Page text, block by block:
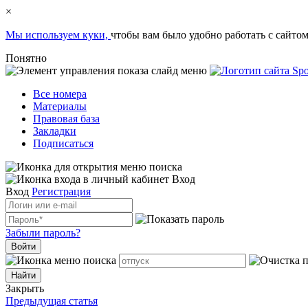
×
Мы используем куки, чтобы вам было удобно работать с
Понятно
Все номера
Материалы
Правовая база
Закладки
Подписаться
Вход
Вход Регистрация
Забыли пароль?
Войти
Закрыть
Предыдущая статья